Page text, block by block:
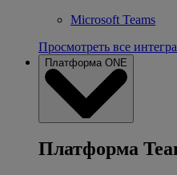
Microsoft Teams
Просмотреть все
Платформа ONE
Платформа